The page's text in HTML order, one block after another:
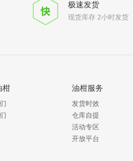
极速发货
现货库存 2小时发货
柑 油柑服务
发货时效
仓库自提
活动专区
开放平台